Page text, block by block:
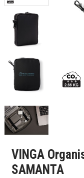
VINGA
SAMANTA